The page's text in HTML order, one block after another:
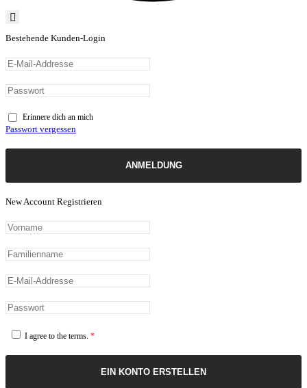
Bestehende Kunden-Login
Erinnere dich an mich
Passwort vergessen
ANMELDUNG
New Account Registrieren
I agree to the terms. *
EIN KONTO ERSTELLEN